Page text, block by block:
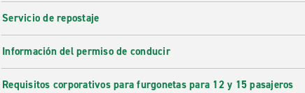
Servicio de repostaje
Información del permiso de conducir
Requisitos corporativos para furgonetas para 12 y 15 pasajeros